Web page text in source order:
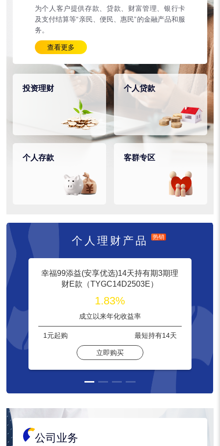
为个人客户提供存款、贷款、财富管理、银行卡
及支付结算等“亲民、便民、惠民”的金融产品和服
务。
查看更多
投资理财 个人贷款
个人存款 客群专区
个人理财产品 热销
幸福99添益(安享优选)14天持有期3期理
财E款（TYGC14D2503E）
1.83%
成立以来年化收益率
1元起购 最短持有14天
立即购买
公司业务